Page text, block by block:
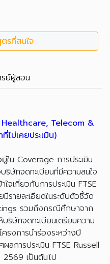
รที่สนใจ
รย์ผู้สอน
Telecom &
ม่เคยประเมิน)
ใน Coverage การประเมิน
ษัทจดทะเบียนที่มีความสนใจ
จเกี่ยวกับการประเมิน FTSE
รายละเอียดในระดับตัวชี้วัด
รวมถึงกรณีศึกษาจาก
ริษัทจดทะเบียนเตรียมความ
รงการนำร่องระหว่างปี
ลการประเมิน FTSE Russell
เป็นต้นไป